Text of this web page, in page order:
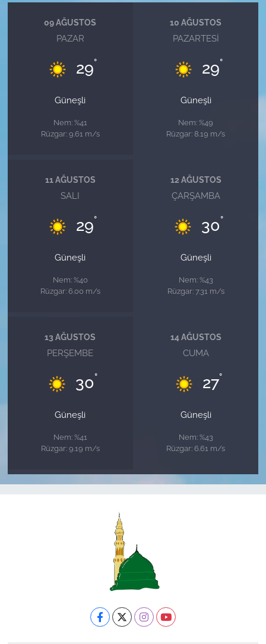
09 AĞUSTOS
PAZAR
29°
Güneşli
Nem: %41
Rüzgar: 9.61 m/s
10 AĞUSTOS
PAZARTESI
29°
Güneşli
Nem: %49
Rüzgar: 8.19 m/s
11 AĞUSTOS
SALI
29°
Güneşli
Nem: %40
Rüzgar: 6.00 m/s
12 AĞUSTOS
ÇARŞAMBA
30°
Güneşli
Nem: %43
Rüzgar: 7.31 m/s
13 AĞUSTOS
PERŞEMBE
30°
Güneşli
Nem: %41
Rüzgar: 9.19 m/s
14 AĞUSTOS
CUMA
27°
Güneşli
Nem: %43
Rüzgar: 6.61 m/s